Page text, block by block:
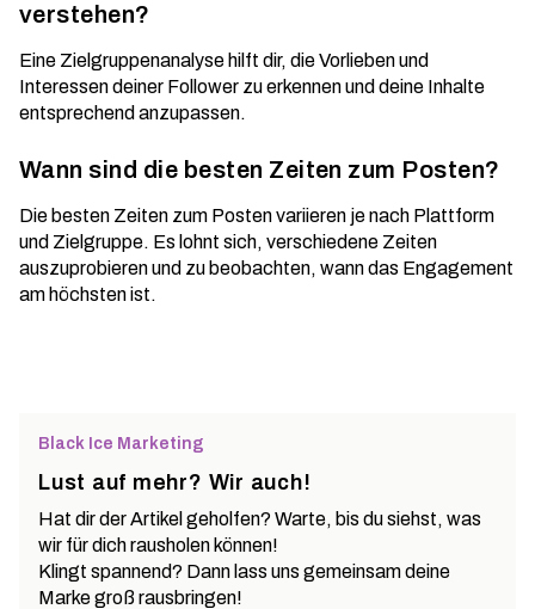
verstehen?
Eine Zielgruppenanalyse hilft dir, die Vorlieben und
Interessen deiner Follower zu erkennen und deine Inhalte
entsprechend anzupassen.
Wann sind die besten Zeiten zum Posten?
Die besten Zeiten zum Posten variieren je nach Plattform
und Zielgruppe. Es lohnt sich, verschiedene Zeiten
auszuprobieren und zu beobachten, wann das Engagement
am höchsten ist.
Black Ice Marketing
Lust auf mehr? Wir auch!
Hat dir der Artikel geholfen? Warte, bis du siehst, was
wir für dich rausholen können!
Klingt spannend? Dann lass uns gemeinsam deine
Marke groß rausbringen!